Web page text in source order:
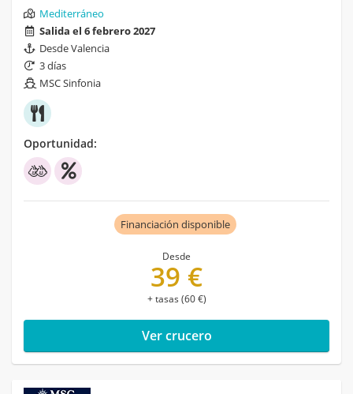
Mediterráneo
Salida el 6 febrero 2027
Desde Valencia
3 días
MSC Sinfonia
Oportunidad:
Financiación disponible
Desde
39 €
+ tasas (60 €)
Ver crucero